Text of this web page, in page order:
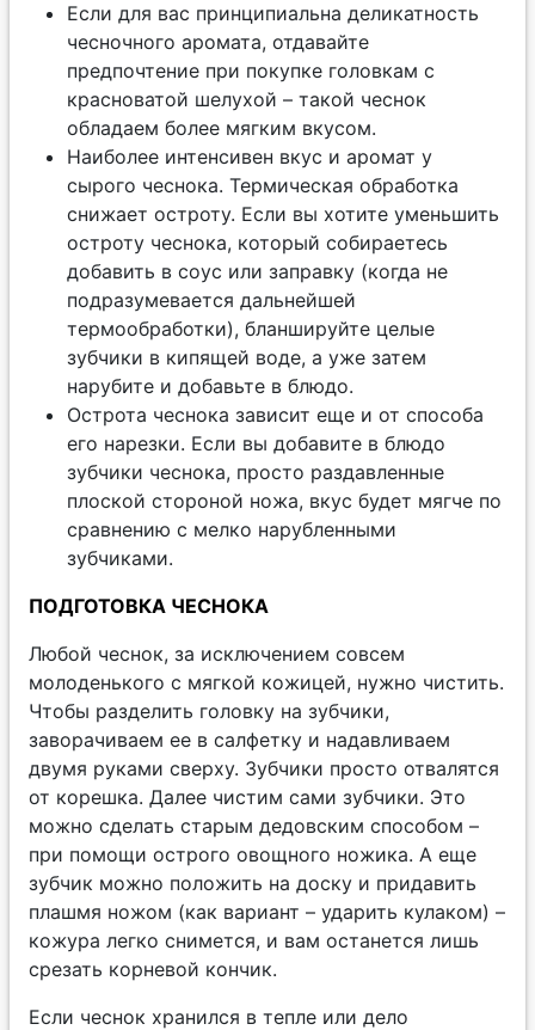
Если для вас принципиальна деликатность
чесночного аромата, отдавайте
предпочтение при покупке головкам с
красноватой шелухой – такой чеснок
обладаем более мягким вкусом.
Наиболее интенсивен вкус и аромат у
сырого чеснока. Термическая обработка
снижает остроту. Если вы хотите уменьшить
остроту чеснока, который собираетесь
добавить в соус или заправку (когда не
подразумевается дальнейшей
термообработки), бланшируйте целые
зубчики в кипящей воде, а уже затем
нарубите и добавьте в блюдо.
Острота чеснока зависит еще и от способа
его нарезки. Если вы добавите в блюдо
зубчики чеснока, просто раздавленные
плоской стороной ножа, вкус будет мягче по
сравнению с мелко нарубленными
зубчиками.
ПОДГОТОВКА ЧЕСНОКА
Любой чеснок, за исключением совсем
молоденького с мягкой кожицей, нужно чистить.
Чтобы разделить головку на зубчики,
заворачиваем ее в салфетку и надавливаем
двумя руками сверху. Зубчики просто отвалятся
от корешка. Далее чистим сами зубчики. Это
можно сделать старым дедовским способом –
при помощи острого овощного ножика. А еще
зубчик можно положить на доску и придавить
плашмя ножом (как вариант – ударить кулаком) –
кожура легко снимется, и вам останется лишь
срезать корневой кончик.
Если чеснок хранился в тепле или дело